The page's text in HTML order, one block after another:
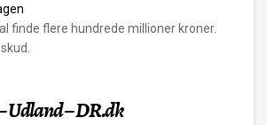
finde flere hundrede millioner kroner.
Udland – DR.dk